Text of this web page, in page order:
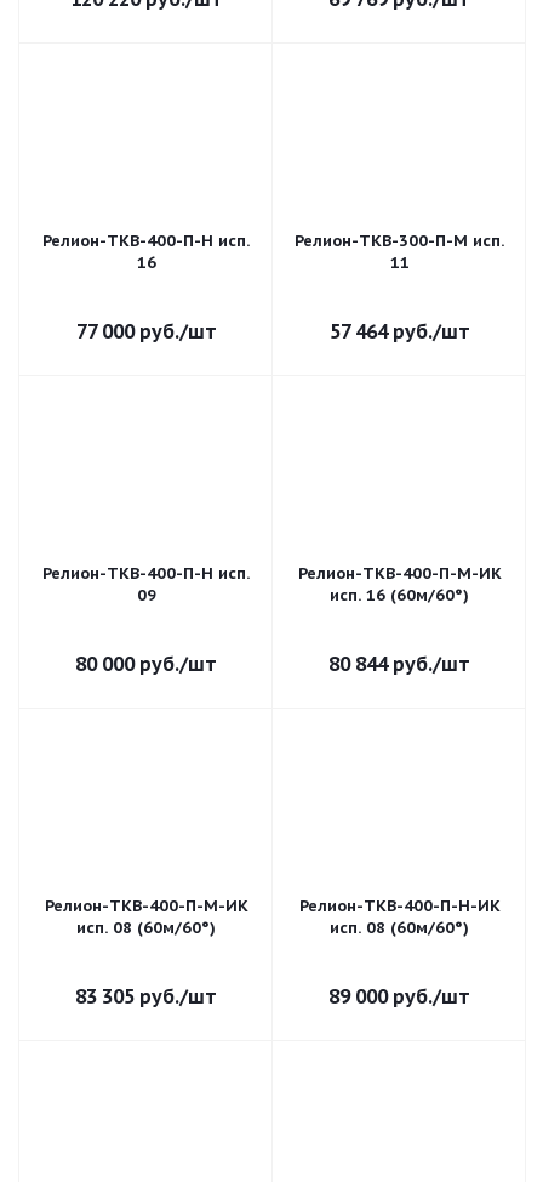
Релион-ТКВ-400-П-Н исп.
16
77 000руб./шт
Релион-ТКВ-300-П-М исп.
11
57 464руб./шт
Релион-ТКВ-400-П-Н исп.
09
80 000руб./шт
Релион-ТКВ-400-П-М-ИК
исп. 16 (60м/60°)
80 844руб./шт
Релион-ТКВ-400-П-М-ИК
исп. 08 (60м/60°)
83 305 руб./шт
Релион-ТКВ-400-П-H-ИК
исп. 08 (60м/60°)
89 000руб./шт